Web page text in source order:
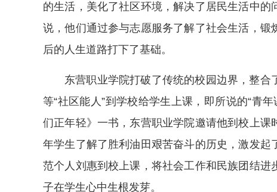
的生活，美化了社区环境，解决了居民生活中
说，他们通过参与志愿服务了解了社会生活，
后的人生道路打下了基础。
东营职业学院打破了传统的校园边界，整
等“社区能人”到学校给学生上课，即所说的“青
们正年轻》一书，东营职业学院邀请他到校上
年学生了解了胜利油田艰苦奋斗的历史，激发
范个人刘惠到校上课，将社会工作和民族团结
子在学生心中生根发芽。